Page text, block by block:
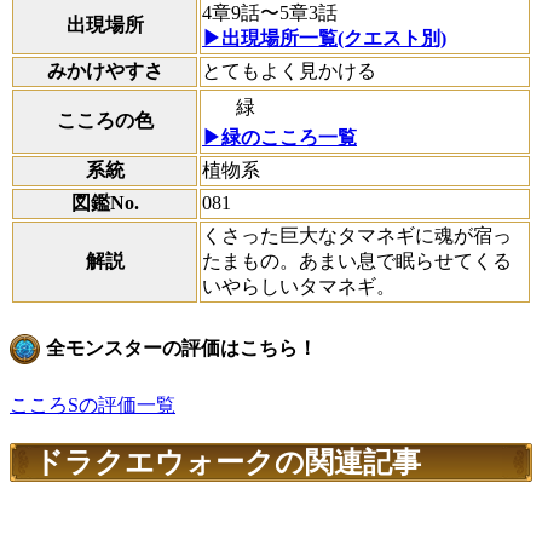
出現場所
4章9話〜5章3話
▶出現場所一覧(クエスト別)
みかけやすさ
とてもよく見かける
こころの色
緑
▶緑のこころ一覧
系統
植物系
図鑑No.
081
解説
くさった巨大なタマネギに魂が宿っ
たまもの。あまい息で眠らせてくる
いやらしいタマネギ。
全モンスターの評価はこちら！
こころSの評価一覧
ドラクエウォークの関連記事